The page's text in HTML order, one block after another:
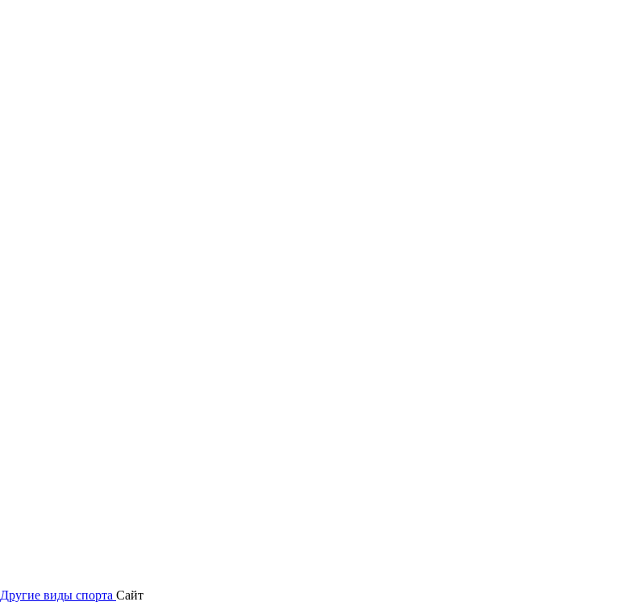
Другие виды спорта Сайт